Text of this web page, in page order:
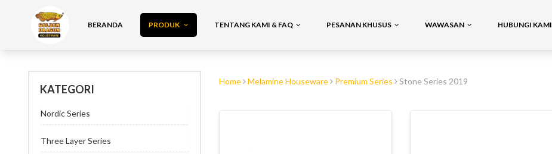
BERANDA PRODUK TENTANG KAMI & FAQ PESANAN KHUSUS WAWASAN HUBUNGI KAMI
KATEGORI
Nordic Series
Three Layer Series
Home Melamine Houseware Premium Series Stone Series 2019